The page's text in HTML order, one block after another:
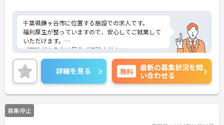
千葉県鎌ヶ谷市に位置する施設での求人です。
福利厚生が整っていますので、安心してご就業して
いただけます。
ご興味がある方は是非ご相談ください。
詳細を見る 無料
最新の募集状況を問
い合わせる
募集停止